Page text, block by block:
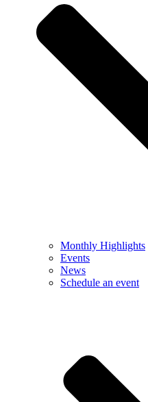
Monthly Highlights
Events
News
Schedule an event